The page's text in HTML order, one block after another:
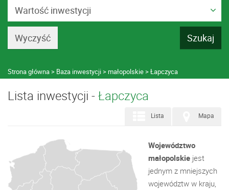
Wartość inwestycji
Strona główna Baza inwestycji małopolskie Łapczyca
Lista inwestycji - Łapczyca
Mapa
Lista
Województwo
małopolskie jest
jednym z mniejszych
województw w kraju,